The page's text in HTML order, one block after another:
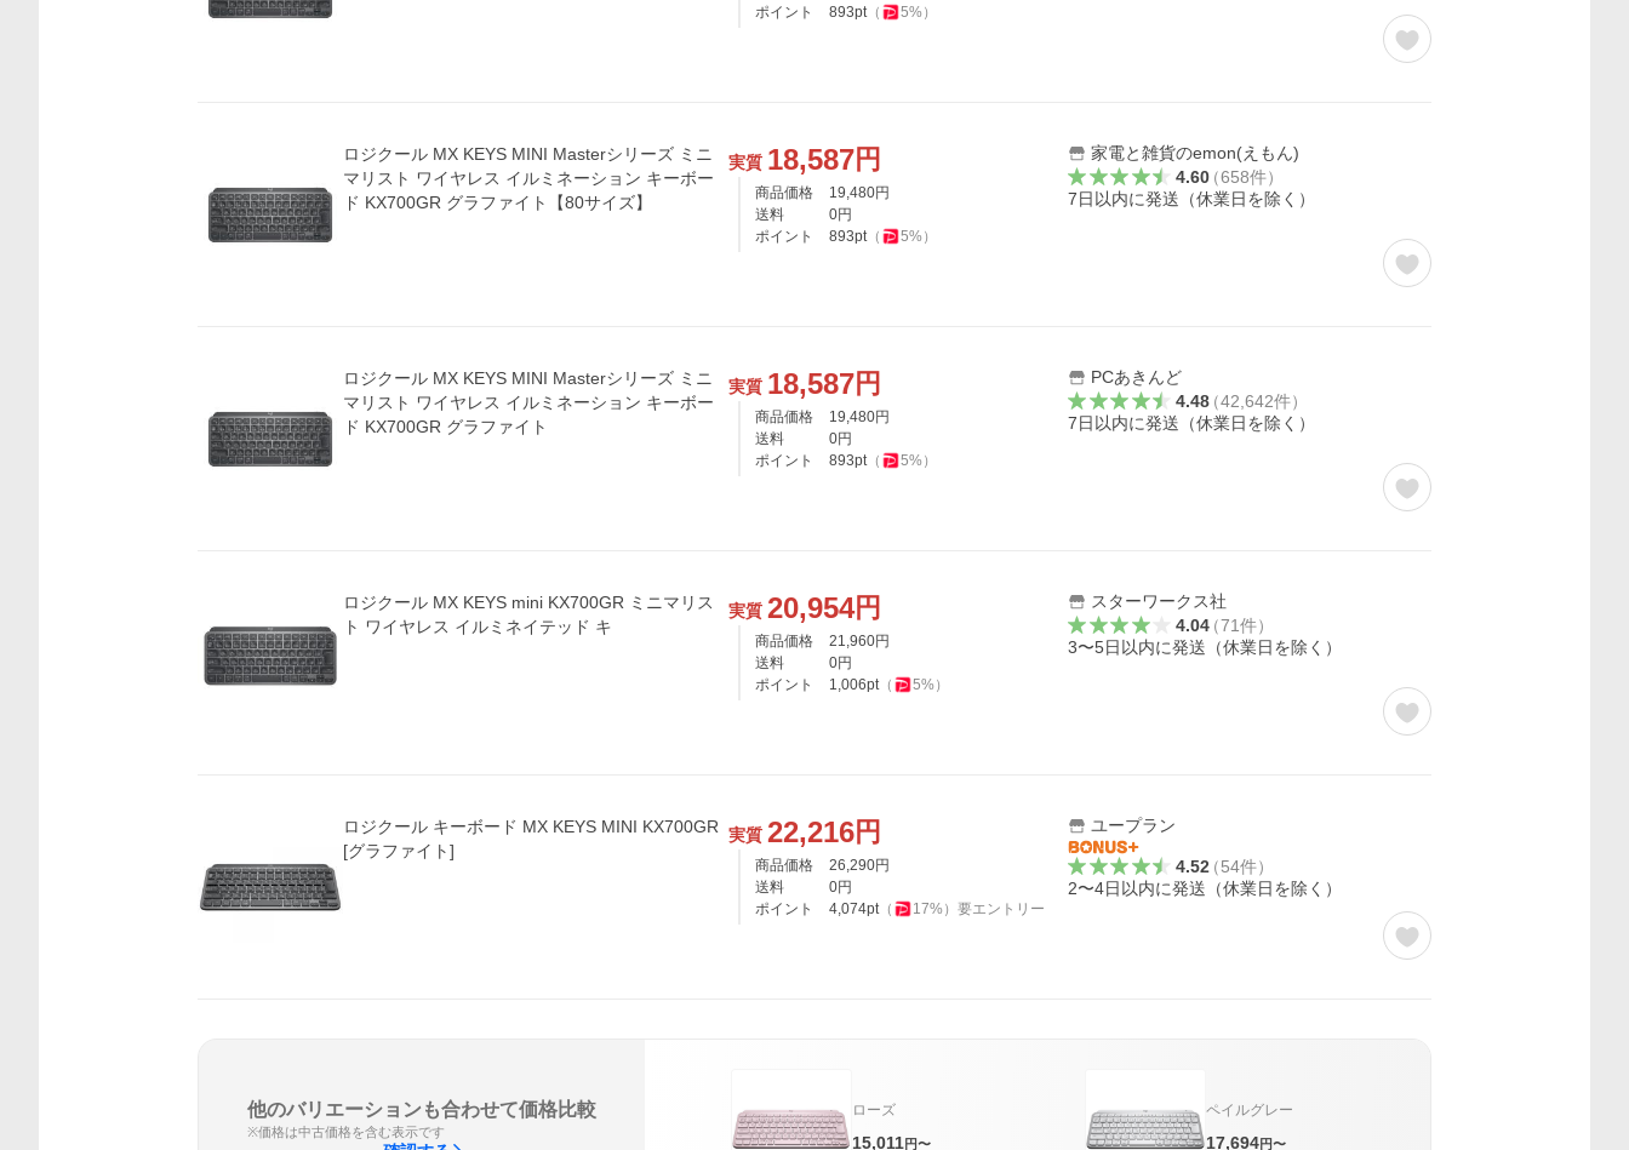
ポイント
893pt（ 5%）
ロジクール MX KEYS MINI Masterシリーズ ミニ
マリスト ワイヤレス イルミネーション キーボー
ド KX700GR グラファイト【80サイズ】
実質 18,587円
商品価格 19,480円
送料
0円
ポイント
893pt（ 5%）
家電と雑貨のemon(えもん)
4.60（658件）
7日以内に発送（休業日を除く）
ロジクール MX KEYS MINI Masterシリーズ ミニ
マリスト ワイヤレス イルミネーション キーボー
ド KX700GR グラファイト
実質 18,587円
商品価格 19,480円
送料
0円
ポイント
893pt（ 5%）
PCあきんど
4.48（42,642件）
7日以内に発送（休業日を除く）
ロジクール MX KEYS mini KX700GR ミニマリス
ト ワイヤレス イルミネイテッド キ
実質 20,954円
商品価格 21,960円
送料
0円
ポイント
1,006pt（ 5%）
スターワークス社
4.04（71件）
3〜5日以内に発送（休業日を除く）
ロジクール キーボード MX KEYS MINI KX700GR
[グラファイト]
実質 22,216円
商品価格 26,290円
送料
0円
ポイント
4,074pt（ 17%） 要エントリー
ユープラン
4.52（54件）
2〜4日以内に発送（休業日を除く）
他のバリエーションも合わせて価格比較
※価格は中古価格を含む表示です
ローズ
15,011円〜
ペイルグレー
17,694円〜